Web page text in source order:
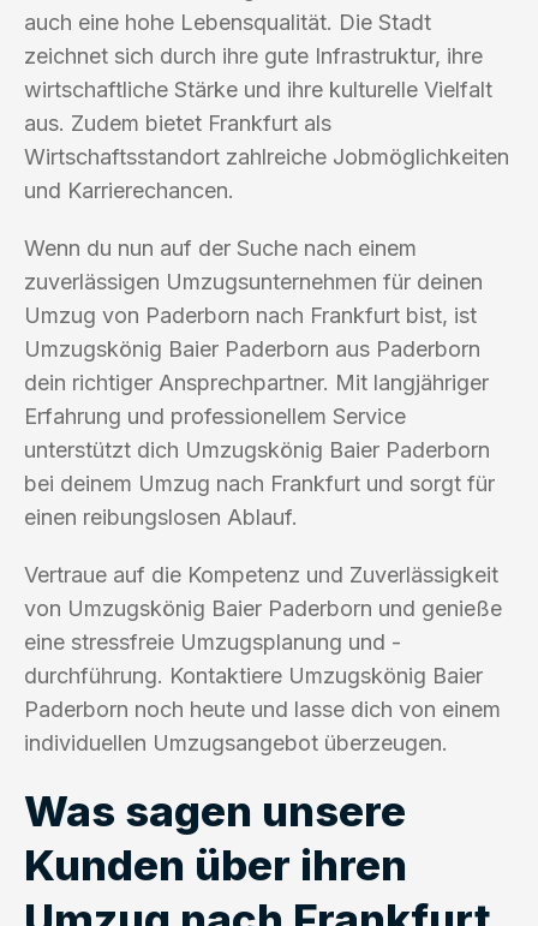
auch eine hohe Lebensqualität. Die Stadt
zeichnet sich durch ihre gute Infrastruktur, ihre
wirtschaftliche Stärke und ihre kulturelle Vielfalt
aus. Zudem bietet Frankfurt als
Wirtschaftsstandort zahlreiche Jobmöglichkeiten
und Karrierechancen.
Wenn du nun auf der Suche nach einem
zuverlässigen Umzugsunternehmen für deinen
Umzug von Paderborn nach Frankfurt bist, ist
Umzugskönig Baier Paderborn aus Paderborn
dein richtiger Ansprechpartner. Mit langjähriger
Erfahrung und professionellem Service
unterstützt dich Umzugskönig Baier Paderborn
bei deinem Umzug nach Frankfurt und sorgt für
einen reibungslosen Ablauf.
Vertraue auf die Kompetenz und Zuverlässigkeit
von Umzugskönig Baier Paderborn und genieße
eine stressfreie Umzugsplanung und -
durchführung. Kontaktiere Umzugskönig Baier
Paderborn noch heute und lasse dich von einem
individuellen Umzugsangebot überzeugen.
Was sagen unsere
Kunden über ihren